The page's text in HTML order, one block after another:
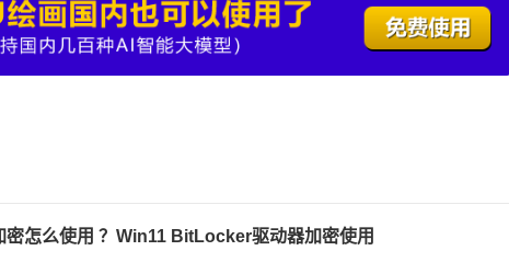
怎么使用 ？Win11 BitLocker驱动器加密使用